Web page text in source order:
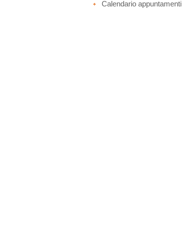
Calendario appuntamenti